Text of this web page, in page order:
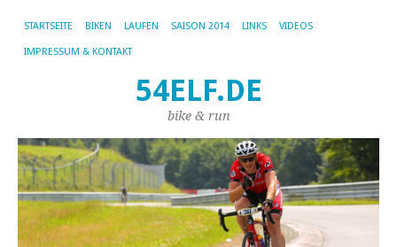
STARTSEITE BIKEN LAUFEN SAISON 2014 LINKS VIDEOS
IMPRESSUM & KONTAKT
54ELF.DE
bike & run